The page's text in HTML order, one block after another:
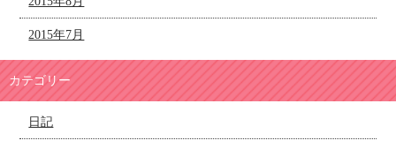
2015年7月
カテゴリー
日記